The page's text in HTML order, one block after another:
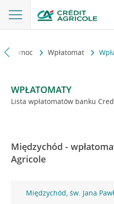
i pomoc Wpłatomat
WPŁATOMATY
Lista wpłatomatów banku
Międzychód -
Agricole
Międzychód, św. Jana